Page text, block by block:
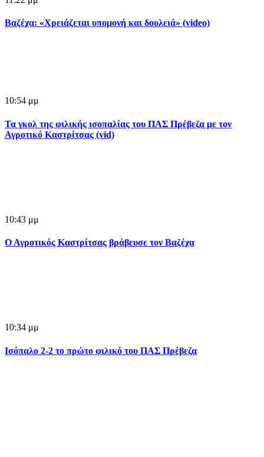
Βαζέχα: «Χρειάζεται υπομονή και δουλειά» (video)
10:54 μμ
Τα γκολ της φιλικής ισοπαλίας του ΠΑΣ Πρέβεζα με τον
Αγροτικό Καστρίτσας (vid)
10:43 μμ
Ο Αγροτικός Καστρίτσας βράβευσε τον Βαζέχα
10:34 μμ
Ισόπαλο 2-2 το πρώτο φιλικό του ΠΑΣ Πρέβεζα